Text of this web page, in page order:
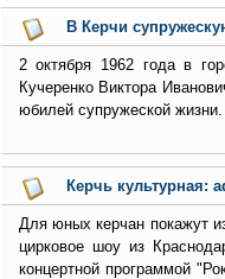
В Керчи
2 октября 1962 года в
Кучеренко Виктора
юбилей супружеской жизни.
Керчь культурная:
Для юных керчан покажут
цирковое шоу из
концертной программой